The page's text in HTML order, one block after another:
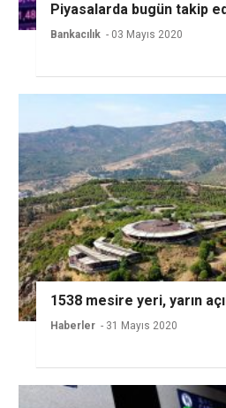
Piyasalarda bugün takip
Bankacılık - 03 Mayıs 2020
1538 mesire yeri, yarın
Haberler - 31 Mayıs 2020